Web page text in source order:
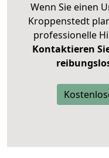
Wenn Sie einen
Kroppenstedt
professionelle
Kontaktieren